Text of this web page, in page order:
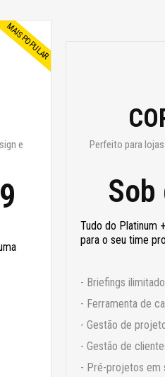
MAIS POPULAR
e
Perfeito para
Sob
Tudo do Platinum
para o seu time
- Briefings
- Ferramenta de
- Gestão de
- Gestão de
- Pré-projetos em